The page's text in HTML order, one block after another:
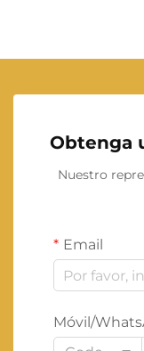
Obtenga
Nuestro
Email
Móvil/